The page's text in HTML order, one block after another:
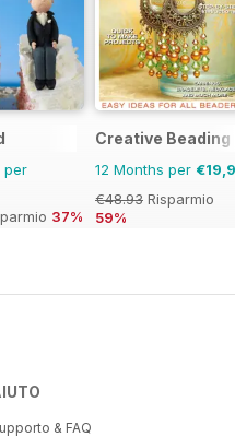
per
37%
Creative Beading
12 Months per
€48.93 Risparmio
59%
& FAQ